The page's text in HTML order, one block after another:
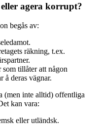
agera korrupt?
begås av:
räkning, t.ex.
tillåter att någon
å deras vägnar.
(men inte alltid) offentliga
kan vara:
eller utländsk.